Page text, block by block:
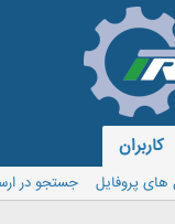
کاربران
های پروفایل
جستجو در